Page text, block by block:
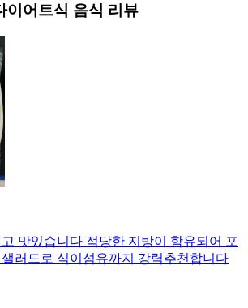
이어트식 음식 리뷰
맛있습니다 적당한 지방이 함유되어 포
러드로 식이섬유까지 강력추천합니다